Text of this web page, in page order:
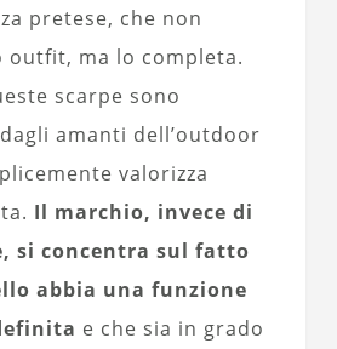
pretese, che non
outfit, ma lo completa.
scarpe sono
amanti dell’outdoor
valorizza
Il marchio, invece di
si concentra sul fatto
abbia una funzione
e che sia in grado